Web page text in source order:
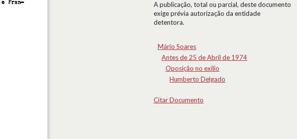
A publicação, total ou parcial, deste documento
exige prévia autorização da entidade
detentora.
Mário Soares
Antes de 25 de Abril de 1974
Oposição no exílio
Humberto Delgado
Citar Documento